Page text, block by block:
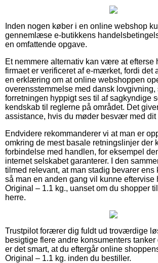
Inden nogen køber i en online webshop
gennemlæse e-butikkens
en omfattende opgave.
Et nemmere alternativ kan være at efterse
firmaet er verificeret af e-mærket, fordi det
en erklæring om at online webshoppen
overensstemmelse med dansk lovgivning,
forretningen hyppigt ses til af sagkyndige
kendskab til reglerne på området. Det
assistance, hvis du møder besvær med dit
Endvidere rekommanderer vi at man er
omkring de mest basale retningslinjer der
forbindelse med handlen, for eksempel
internet selskabet garanterer. I den
tilmed relevant, at man stadig bevarer
så man en anden gang vil kunne eftervise
Original – 1.1 kg., uanset om du shopper
herre.
Trustpilot forærer dig fuldt ud troværdige
besigtige flere andre konsumenters tanker
er det smart, at du eftergår online
Original – 1.1 kg. inden du bestiller.